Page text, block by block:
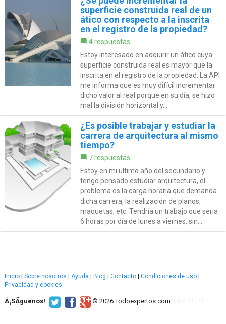
superficie construida real de un
ático con respecto a la inscrita
en el registro de la propiedad?
4 respuestas
Estoy interesado en adquirir un ático cuya
superficie construida real es mayor que la
inscrita en el registro de la propiedad. La API
me informa que es muy difícil incrementar
dicho valor al real porque en su día, se hizo
mal la división horizontal y...
¿Es posible trabajar y estudiar la
carrera de arquitectura al mismo
tiempo?
7 respuestas
Estoy en mi ultimo año del secundario y
tengo pensado estudiar arquitectura, el
problema es la carga horaria que demanda
dicha carrera, la realización de planos,
maquetas, etc. Tendría un trabajo que seria
6 horas por día de lunes a viernes, sin...
Inicio Sobre nosotros Ayuda Blog Contacto Condiciones de uso
Privacidad y cookies
Â¡SÃ­guenos! © 2026 Todoexpertos.com.